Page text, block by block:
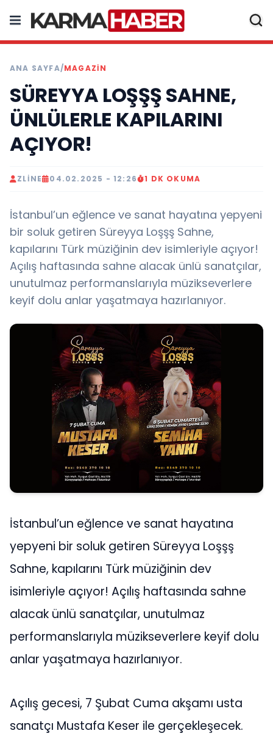
ANA SAYFA/MAGAZIN
SÜREYYA LOŞŞŞ SAHNE,
ÜNLÜLERLE KAPILARINI
AÇIYOR!
ZLINE 04.02.2025 - 12:26 1 DK OKUMA
İstanbul’un eğlence ve sanat hayatına yepyeni
bir soluk getiren Süreyya Loşşş Sahne,
kapılarını Türk müziğinin dev isimleriyle açıyor!
Açılış haftasında sahne alacak ünlü sanatçılar,
unutulmaz performanslarıyla müzikseverlere
keyif dolu anlar yaşatmaya hazırlanıyor.
İstanbul’un eğlence ve sanat hayatına
yepyeni bir soluk getiren Süreyya Loşşş
Sahne, kapılarını Türk müziğinin dev
isimleriyle açıyor! Açılış haftasında sahne
alacak ünlü sanatçılar, unutulmaz
performanslarıyla müzikseverlere keyif dolu
anlar yaşatmaya hazırlanıyor.
Açılış gecesi, 7 Şubat Cuma akşamı usta
sanatçı Mustafa Keser ile gerçekleşecek.